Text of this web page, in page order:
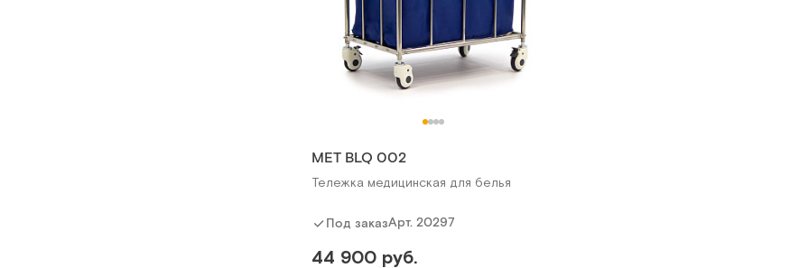
MET BLQ 002
Тележка медицинская для белья
Под заказАрт. 20297
44 900 руб.